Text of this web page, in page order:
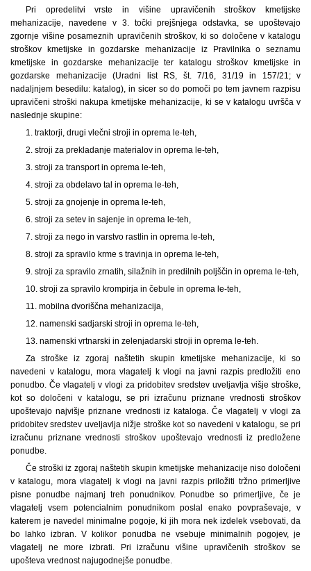
Pri opredelitvi vrste in višine upravičenih stroškov kmetijske
mehanizacije, navedene v 3. točki prejšnjega odstavka, se upoštevajo
zgornje višine posameznih upravičenih stroškov, ki so določene v katalogu
stroškov kmetijske in gozdarske mehanizacije iz Pravilnika o seznamu
kmetijske in gozdarske mehanizacije ter katalogu stroškov kmetijske in
gozdarske mehanizacije (Uradni list RS, št. 7/16, 31/19 in 157/21; v
nadaljnjem besedilu: katalog), in sicer so do pomoči po tem javnem razpisu
upravičeni stroški nakupa kmetijske mehanizacije, ki se v katalogu uvršča v
naslednje skupine:
1. traktorji, drugi vlečni stroji in oprema le-teh,
2. stroji za prekladanje materialov in oprema le-teh,
3. stroji za transport in oprema le-teh,
4. stroji za obdelavo tal in oprema le-teh,
5. stroji za gnojenje in oprema le-teh,
6. stroji za setev in sajenje in oprema le-teh,
7. stroji za nego in varstvo rastlin in oprema le-teh,
8. stroji za spravilo krme s travinja in oprema le-teh,
9. stroji za spravilo zrnatih, silažnih in predilnih poljščin in oprema le-teh,
10. stroji za spravilo krompirja in čebule in oprema le-teh,
11. mobilna dvoriščna mehanizacija,
12. namenski sadjarski stroji in oprema le-teh,
13. namenski vrtnarski in zelenjadarski stroji in oprema le-teh.
Za stroške iz zgoraj naštetih skupin kmetijske mehanizacije, ki so
navedeni v katalogu, mora vlagatelj k vlogi na javni razpis predložiti eno
ponudbo. Če vlagatelj v vlogi za pridobitev sredstev uveljavlja višje stroške,
kot so določeni v katalogu, se pri izračunu priznane vrednosti stroškov
upoštevajo najvišje priznane vrednosti iz kataloga. Če vlagatelj v vlogi za
pridobitev sredstev uveljavlja nižje stroške kot so navedeni v katalogu, se pri
izračunu priznane vrednosti stroškov upoštevajo vrednosti iz predložene
ponudbe.
Če stroški iz zgoraj naštetih skupin kmetijske mehanizacije niso določeni
v katalogu, mora vlagatelj k vlogi na javni razpis priložiti tržno primerljive
pisne ponudbe najmanj treh ponudnikov. Ponudbe so primerljive, če je
vlagatelj vsem potencialnim ponudnikom poslal enako povpraševaje, v
katerem je navedel minimalne pogoje, ki jih mora nek izdelek vsebovati, da
bo lahko izbran. V kolikor ponudba ne vsebuje minimalnih pogojev, je
vlagatelj ne more izbrati. Pri izračunu višine upravičenih stroškov se
upošteva vrednost najugodnejše ponudbe.